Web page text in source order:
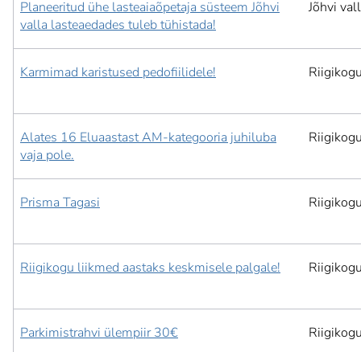
Planeeritud ühe lasteaiaõpetaja süsteem Jõhvi
valla lasteaedades tuleb tühistada!
Jõhvi
Karmimad karistused pedofiilidele!
Alates 16 Eluaastast AM-kategooria juhiluba
vaja pole.
Prisma Tagasi
Riigikogu liikmed aastaks keskmisele palgale!
Parkimistrahvi ülempiir 30€